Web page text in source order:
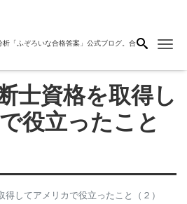
「ふぞろいな合格答案」公式ブログ。合
士資格を取得し
役立ったこと
してアメリカで役立ったこと（２）